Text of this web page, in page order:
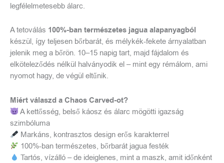
legfélelmetesebb álarc.
A tetoválás 100%-ban természetes jagua alapanyagból
készül, így teljesen bőrbarát, és mélykék-fekete árnyalatban
jelenik meg a bőrön. 10–15 napig tart, majd fájdalom és
elköteleződés nélkül halványodik el – mint egy rémálom, ami
nyomot hagy, de végül eltűnik.
Miért válaszd a Chaos Carved-ot?
A kettősség, belső káosz és álarc mögötti igazság
szimbóluma
Markáns, kontrasztos design erős karakterrel
100%-ban természetes, bőrbarát jagua festék
Tartós, vízálló – de ideiglenes, mint a maszk, amit időnként